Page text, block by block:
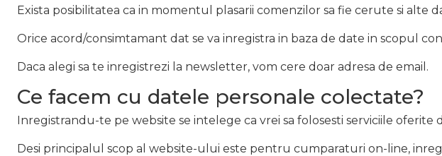
Exista posibilitatea ca in momentul plasarii comenzilor sa fie cerute si alte
Orice acord/consimtamant dat se va inregistra in baza de date in scopul
Daca alegi sa te inregistrezi la newsletter, vom cere doar adresa de email.
Ce facem cu datele personale colectate?
Inregistrandu-te pe website se intelege ca vrei sa folosesti serviciile
Desi principalul scop al website-ului este pentru cumparaturi on-line,